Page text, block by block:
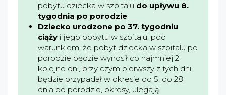
pobytu dziecka w szpitalu do upływu 8.
tygodnia po porodzie.
Dziecko urodzone po 37. tygodniu
ciąży i jego pobytu w szpitalu, pod
warunkiem, że pobyt dziecka w szpitalu po
porodzie będzie wynosił co najmniej 2
kolejne dni, przy czym pierwszy z tych dni
będzie przypadał w okresie od 5. do 28.
dnia po porodzie, okresy, ulegają